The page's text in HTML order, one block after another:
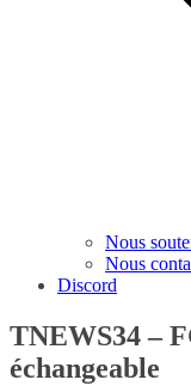
Nous
Nous
Discord
TNEWS34 –
échangeable